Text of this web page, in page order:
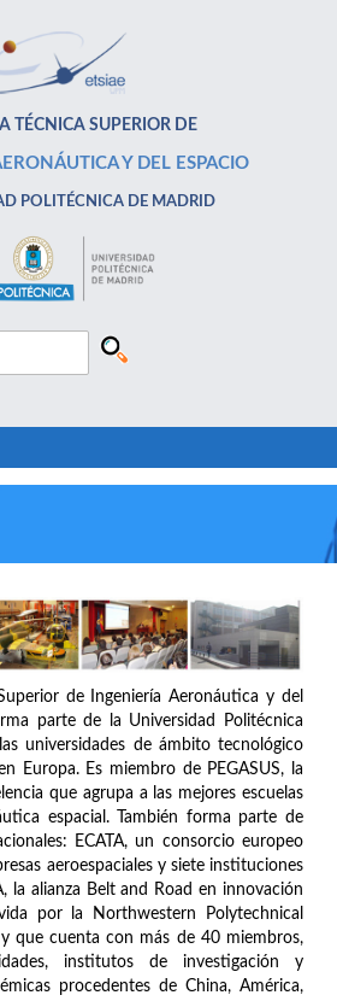
TÉCNICA SUPERIOR DE
Y DEL ESPACIO
POLITÉCNICA DE MADRID
de Ingeniería Aeronáutica y del
parte de la Universidad Politécnica
universidades de ámbito tecnológico
Europa. Es miembro de PEGASUS, la
que agrupa a las mejores escuelas
espacial. También forma parte de
ECATA, un consorcio europeo
aeroespaciales y siete instituciones
la alianza Belt and Road en innovación
por la Northwestern Polytechnical
que cuenta con más de 40 miembros,
institutos de investigación y
procedentes de China, América,